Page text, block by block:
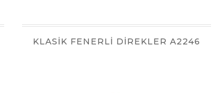
KLASİK FENERLİ DİREKLER A2246